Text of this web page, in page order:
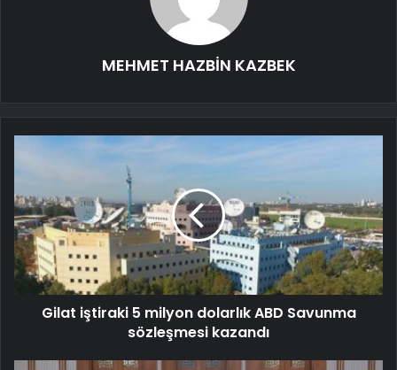
MEHMET HAZBİN KAZBEK
Gilat iştiraki 5 milyon dolarlık ABD Savunma
sözleşmesi kazandı